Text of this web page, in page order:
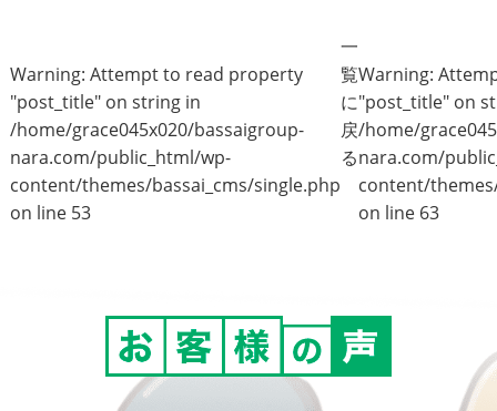
Warning: Attempt to read property
"post_title" on string in
/home/grace045x020/bassaigroup-
nara.com/public_html/wp-
content/themes/bassai_cms/single.php
on line 53
一
覧
に
戻
る
Warning:
"post_title" on
/home/
nara.com/
content/
on line 63